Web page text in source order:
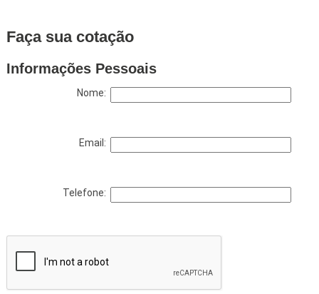
Faça sua cotação
Informações Pessoais
Nome:
Email:
Telefone: